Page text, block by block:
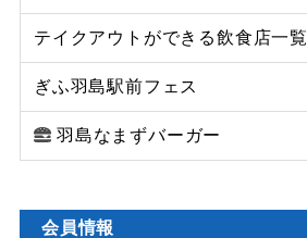
テイクアウトができる飲食店一覧
ぎふ羽島駅前フェス
羽島なまずバーガー
会員情報